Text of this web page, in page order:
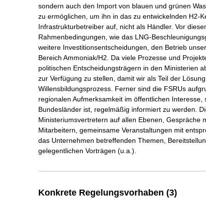
sondern auch den Import von blauen und grünen
zu ermöglichen, um ihn in das zu entwickelnden H2-
Infrastrukturbetreiber auf, nicht als Händler. Vor
Rahmenbedingungen, wie das LNG-
weitere Investitionsentscheidungen, den Betrieb
Bereich Ammoniak/H2. Da viele Prozesse und
politischen Entscheidungsträgern in den Ministerien
zur Verfügung zu stellen, damit wir als Teil der
Willensbildungsprozess. Ferner sind die FSRUs
regionalen Aufmerksamkeit im öffentlichen
Bundesländer ist, regelmäßig informiert zu werden.
Ministeriumsvertretern auf allen Ebenen, Gespräche
Mitarbeitern, gemeinsame Veranstaltungen mit
das Unternehmen betreffenden Themen,
gelegentlichen Vorträgen (u.a.).
Konkrete Regelungsvorhaben (3)